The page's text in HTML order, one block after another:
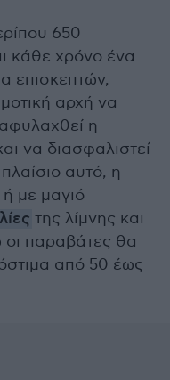
650
κάθε χρόνο ένα
επισκεπτών,
αρχή να
η
να διασφαλιστεί
αυτό, η
με μαγιό
της λίμνης και
οι παραβάτες θα
από 50 έως